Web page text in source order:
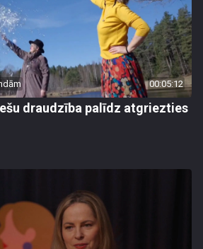
00:05:12
draudzība palīdz atgriezties